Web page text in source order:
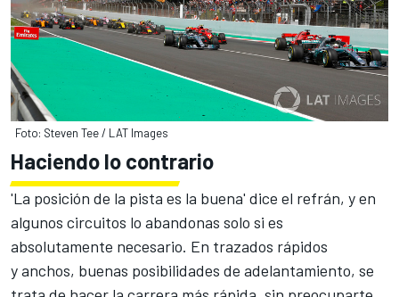
Foto: Steven Tee / LAT Images
Haciendo lo contrario
'La posición de la pista es la buena' dice el refrán, y en
algunos circuitos lo abandonas solo si es
absolutamente necesario. En trazados rápidos
y anchos, buenas posibilidades de adelantamiento, se